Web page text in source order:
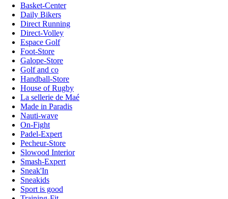
Basket-Center
Daily Bikers
Direct Running
Direct-Volley
Espace Golf
Foot-Store
Galope-Store
Golf and co
Handball-Store
House of Rugby
La sellerie de Maé
Made in Paradis
Nauti-wave
On-Fight
Padel-Expert
Pecheur-Store
Slowood Interior
Smash-Expert
Sneak'In
Sneakids
Sport is good